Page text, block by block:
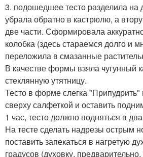
3. подошедшее тесто разделила на
убрала обратно в кастрюлю, а
две части. Сформировала
колобка (здесь стараемся долго и
переложила в смазанные
В качестве формы взяла чугунный
стеклянную утятницу.
Тесто в форме слегка "Припудрить"
сверху салфеткой и оставить
1 час, тесто должно подняться в
На тесте сделать надрезы острым
поставить запекаться в нагретую
градусов (духовку,